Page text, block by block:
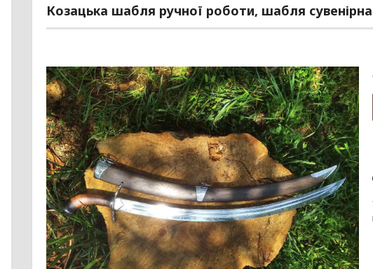
Козацька шабля ручної роботи, шабля